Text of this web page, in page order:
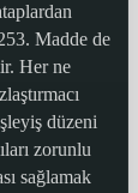
Madde de
Her ne
düzeni
zorunlu
sağlamak